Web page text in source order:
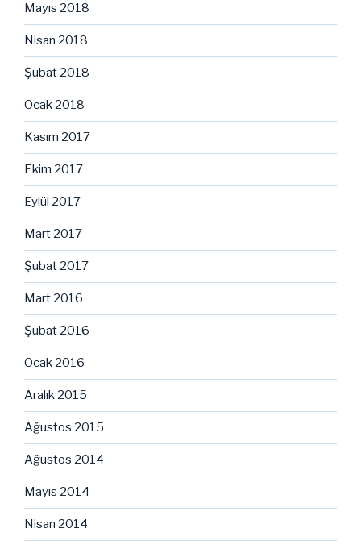
Mayıs 2018
Nisan 2018
Şubat 2018
Ocak 2018
Kasım 2017
Ekim 2017
Eylül 2017
Mart 2017
Şubat 2017
Mart 2016
Şubat 2016
Ocak 2016
Aralık 2015
Ağustos 2015
Ağustos 2014
Mayıs 2014
Nisan 2014